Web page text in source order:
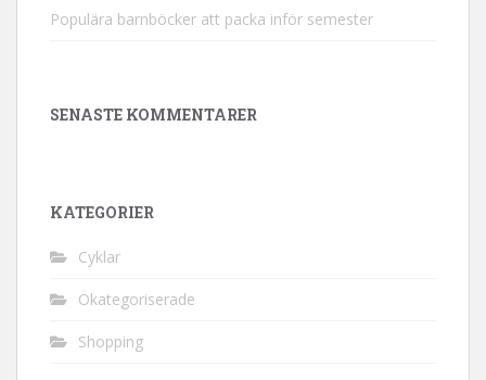
Populära barnböcker att packa inför semester
SENASTE KOMMENTARER
KATEGORIER
Cyklar
Okategoriserade
Shopping